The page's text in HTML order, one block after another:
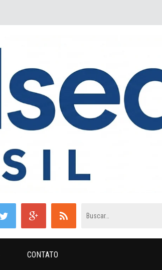
CONTATO